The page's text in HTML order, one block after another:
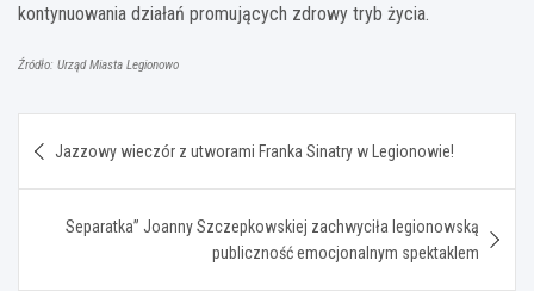
kontynuowania działań promujących zdrowy tryb życia.
Źródło: Urząd Miasta Legionowo
wpisu
Jazzowy wieczór z utworami Franka Sinatry w Legionowie!
Separatka” Joanny Szczepkowskiej zachwyciła legionowską
publiczność emocjonalnym spektaklem